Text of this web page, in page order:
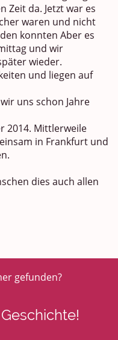
Zeit da. Jetzt war es
waren und nicht
konnten Aber es
und wir
wieder.
und liegen auf
uns schon Jahre
2014. Mittlerweile
in Frankfurt und
dies auch allen
gefunden?